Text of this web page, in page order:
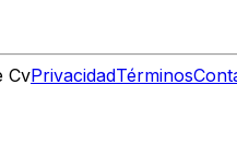
CvPrivacidadTérminos